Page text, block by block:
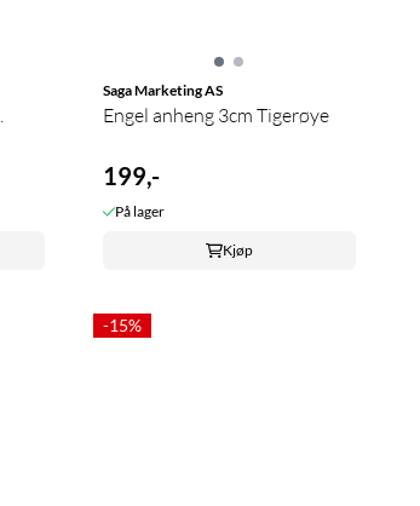
Saga Marketing AS
Engel anheng 3cm Tigerøye
199,-
På lager
Kjøp
-15%